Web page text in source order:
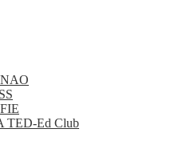
TED-Ed Club